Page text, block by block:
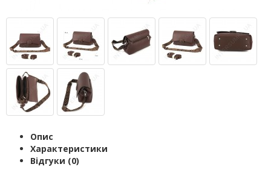
Опис
Характеристики
Відгуки (0)